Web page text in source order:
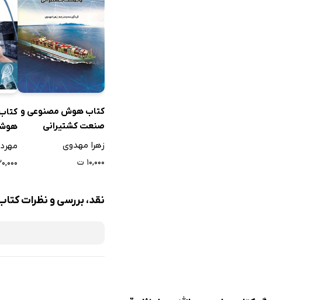
کتاب هوش مصنوعی و
صنعت کشتیرانی
زهرا مهدوی
۱۰,۰۰۰ ت
نقد، بررسی و نظرات